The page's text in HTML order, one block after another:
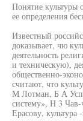
Понятие культуры
ее определения
Известный
доказывает, чю
деятельность
и техническую),
общественно-
считают, что
М Лотман, Б А
систему», Н 3
Ерасову, культура